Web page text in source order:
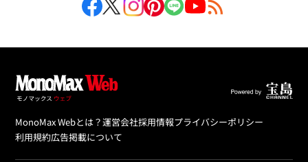
MonoMax Webとは？運営会社採用情報プライバシーポリシー
利用規約広告掲載について